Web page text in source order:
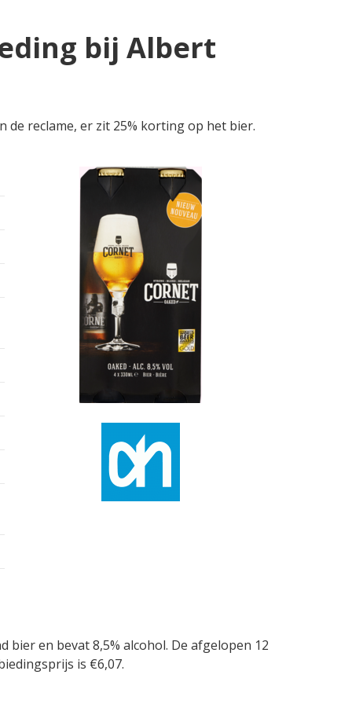
bij Albert
de reclame, er zit 25% korting op het bier.
en bevat 8,5% alcohol. De afgelopen 12
is €6,07.